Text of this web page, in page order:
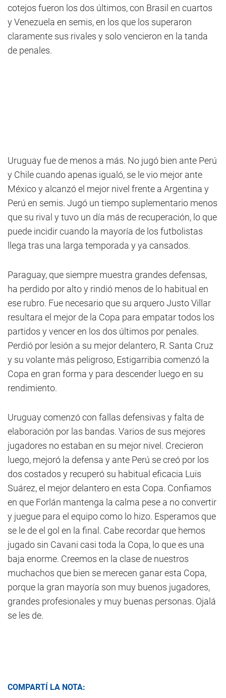
cotejos fueron los dos últimos, con Brasil en cuartos
y Venezuela en semis, en los que los superaron
claramente sus rivales y solo vencieron en la tanda
de penales.
Uruguay fue de menos a más. No jugó bien ante Perú
y Chile cuando apenas igualó, se le vio mejor ante
México y alcanzó el mejor nivel frente a Argentina y
Perú en semis. Jugó un tiempo suplementario menos
que su rival y tuvo un día más de recuperación, lo que
puede incidir cuando la mayoría de los futbolistas
llega tras una larga temporada y ya cansados.
Paraguay, que siempre muestra grandes defensas,
ha perdido por alto y rindió menos de lo habitual en
ese rubro. Fue necesario que su arquero Justo Villar
resultara el mejor de la Copa para empatar todos los
partidos y vencer en los dos últimos por penales.
Perdió por lesión a su mejor delantero, R. Santa Cruz
y su volante más peligroso, Estigarribia comenzó la
Copa en gran forma y para descender luego en su
rendimiento.
Uruguay comenzó con fallas defensivas y falta de
elaboración por las bandas. Varios de sus mejores
jugadores no estaban en su mejor nivel. Crecieron
luego, mejoró la defensa y ante Perú se creó por los
dos costados y recuperó su habitual eficacia Luis
Suárez, el mejor delantero en esta Copa. Confiamos
en que Forlán mantenga la calma pese a no convertir
y juegue para el equipo como lo hizo. Esperamos que
se le de el gol en la final. Cabe recordar que hemos
jugado sin Cavani casi toda la Copa, lo que es una
baja enorme. Creemos en la clase de nuestros
muchachos que bien se merecen ganar esta Copa,
porque la gran mayoría son muy buenos jugadores,
grandes profesionales y muy buenas personas. Ojalá
se les de.
COMPARTÍ LA NOTA: